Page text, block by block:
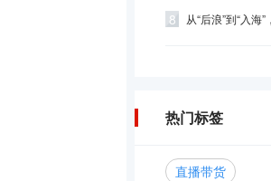
8
热门标签
直播带货